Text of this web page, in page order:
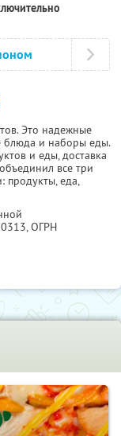
Это надежные
блюда и наборы еды.
и еды, доставка
все три
продукты, еда,
, ОГРН